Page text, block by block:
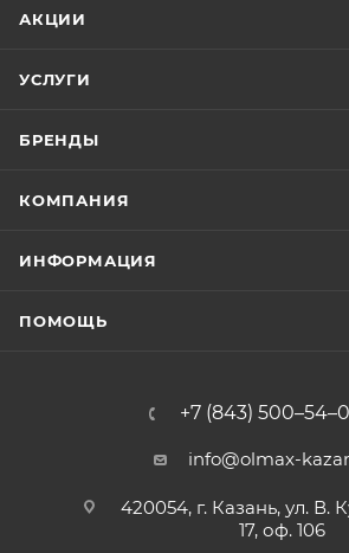
АКЦИИ
УСЛУГИ
БРЕНДЫ
КОМПАНИЯ
ИНФОРМАЦИЯ
ПОМОЩЬ
+7 (843)
info@olmax-
420054, г. Казань, ул. В.
17, оф. 106